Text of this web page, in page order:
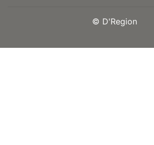
© D'Region